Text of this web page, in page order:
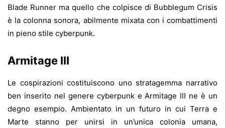
Blade Runner ma quello che colpisce di Bubblegum Crisis
è la colonna sonora, abilmente mixata con i combattimenti
in pieno stile cyberpunk.
Armitage III
Le cospirazioni costituiscono uno stratagemma narrativo
ben inserito nel genere cyberpunk e Armitage III ne è un
degno esempio. Ambientato in un futuro in cui Terra e
Marte stanno per unirsi in un’unica colonia umana,